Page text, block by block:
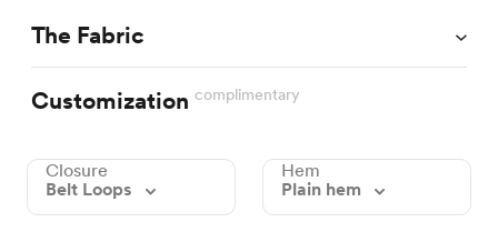
The Fabric
Customization complimentary
Closure
Belt Loops
Hem
Plain hem